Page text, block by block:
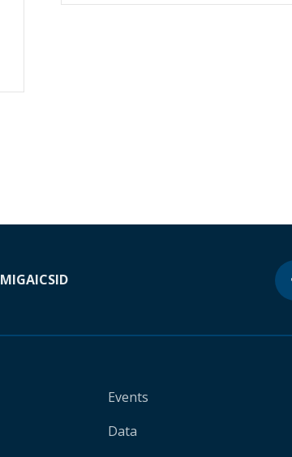
MIGAICSID
Events
Data